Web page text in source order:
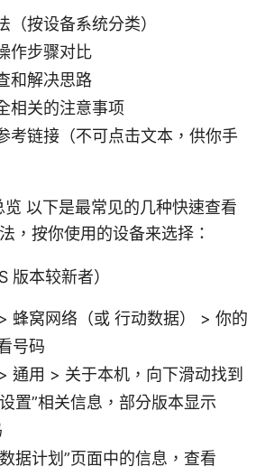
（按设备系统分类）
作步骤对比
和解决思路
相关的注意事项
考链接（不可点击文本，供你手
以下是最常见的几种快速查看
，按你使用的设备来选择：
版本较新者）
蜂窝网络（或 行动数据） > 你的
号码
通用 > 关于本机，向下滑动找到
置”相关信息，部分版本显示
据计划”页面中的信息，查看